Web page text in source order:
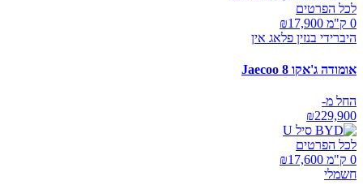
לכל הפרטים
0 ק"מ ₪
17,900
היברידי בנזין פלאג אין
אומודה ג'אקו Jaecoo 8
החל מ-
₪229,900
לכל הפרטים
0 ק"מ ₪
17,600
חשמלי